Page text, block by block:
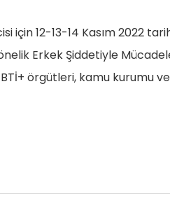
için 12-13-14 Kasım 2022
Erkek Şiddetiyle
örgütleri, kamu kurumu